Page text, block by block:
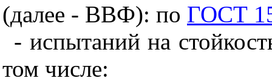
(далее - ВВФ): по ГОСТ
- испытаний на
том числе: